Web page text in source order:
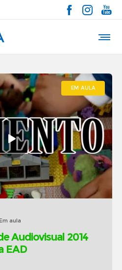
EM AULA
aula
Audiovisual 2014
EAD